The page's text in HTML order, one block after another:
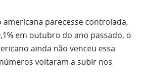
americana parecesse controlada,
em outubro do ano passado, o
ainda não venceu essa
voltaram a subir nos